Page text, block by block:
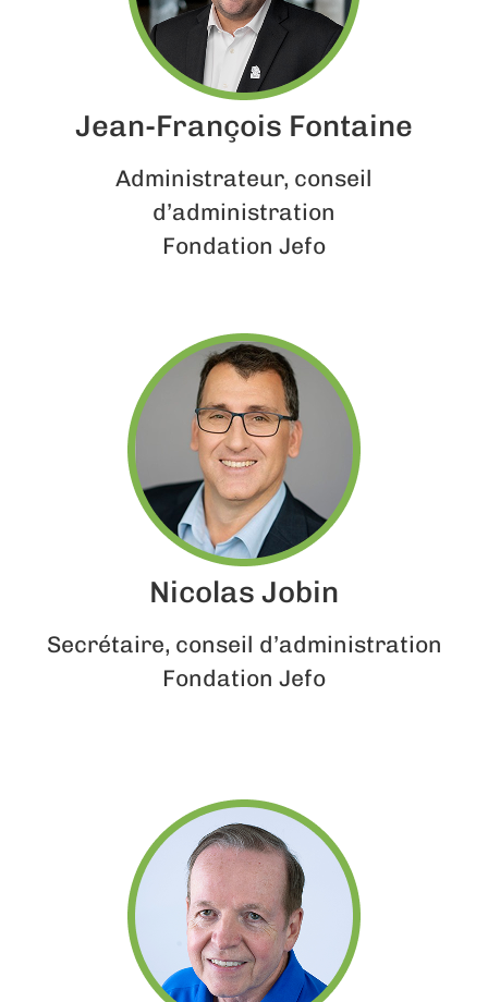
Jean-François Fontaine
Administrateur, conseil
d’administration
Fondation Jefo
Nicolas Jobin
Secrétaire, conseil d’administration
Fondation Jefo